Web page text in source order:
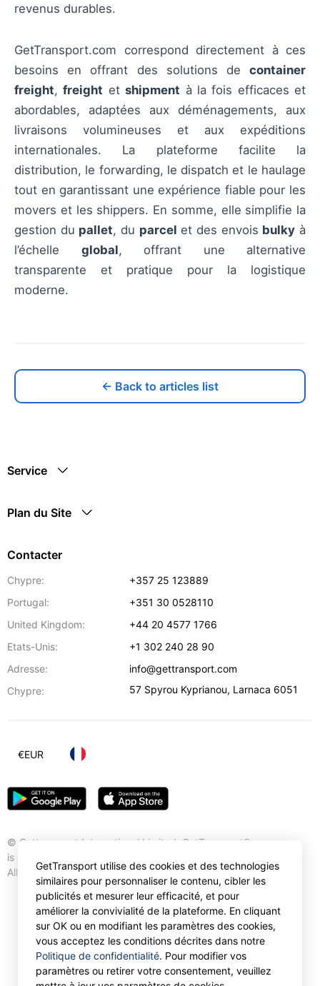
revenus durables.
GetTransport.com correspond directement à ces
besoins en offrant des solutions de container
freight,freight etshipment à la fois efficaces et
abordables, adaptées aux déménagements, aux
livraisons volumineuses et aux expéditions
internationales. La plateforme facilite la
distribution, le forwarding, le dispatch et le haulage
tout en garantissant une expérience fiable pour les
movers et les shippers. En somme, elle simplifie la
gestion du pallet, du parcel et des envois bulky à
l’échelle global, offrant une alternative
transparente et pratique pour la logistique
moderne.
← Back to articles list
Service
Plan du Site
Contacter
Chypre:
+357 25 123889
Portugal:
+351 30 0528110
United Kingdom:
+44 20 4577 1766
Etats-Unis:
+1 302 240 28 90
Adresse:
info@gettransport.com
Chypre:
57 Spyrou Kyprianou, Larnaca 6051
© Gettransport International Limited. GetTransport®
is trademark of Gettransport International Limited.
All rights reserved.
€EUR
GetTransport utilise des cookies et des technologies
similaires pour personnaliser le contenu, cibler les
publicités et mesurer leur efficacité, et pour
améliorer la convivialité de la plateforme. En cliquant
sur OK ou en modifiant les paramètres des cookies,
vous acceptez les conditions décrites dans notre
Politique de confidentialité. Pour modifier vos
paramètres ou retirer votre consentement, veuillez